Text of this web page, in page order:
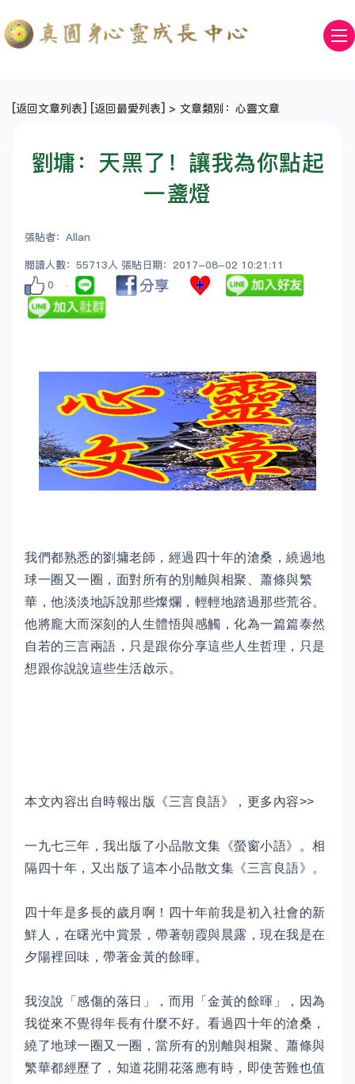
[返回文章列表] [返回最愛列表] > 文章類別：心靈文章
劉墉：天黑了！讓我為你點起
一盞燈
張貼者：Allan
閱讀人數：55713人 張貼日期：2017-08-02 10:21:11
0
我們都熟悉的劉墉老師，經過四十年的滄桑，繞過地
球一圈又一圈，面對所有的別離與相聚、蕭條與繁
華，他淡淡地訴說那些燦爛，輕輕地踏過那些荒谷。
他將龐大而深刻的人生體悟與感觸，化為一篇篇泰然
自若的三言兩語，只是跟你分享這些人生哲理，只是
想跟你說說這些生活啟示。
本文內容出自時報出版《三言良語》，更多內容>>
一九七三年，我出版了小品散文集《螢窗小語》。相
隔四十年，又出版了這本小品散文集《三言良語》。
四十年是多長的歲月啊！四十年前我是初入社會的新
鮮人，在曙光中賞景，帶著朝霞與晨露，現在我是在
夕陽裡回味，帶著金黃的餘暉。
我沒說「感傷的落日」，而用「金黃的餘暉」，因為
我從來不覺得年長有什麼不好。看過四十年的滄桑，
繞了地球一圈又一圈，當所有的別離與相聚、蕭條與
繁華都經歷了，知道花開花落應有時，即使苦難也值